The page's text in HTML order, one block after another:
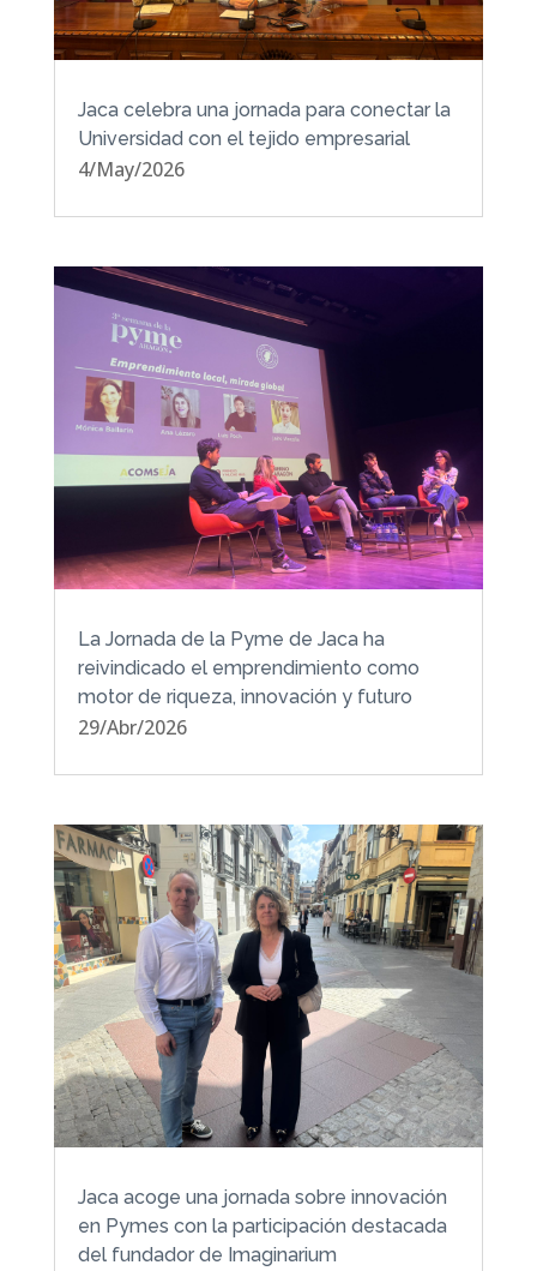
Jaca celebra una jornada para conectar la
Universidad con el tejido empresarial
4/May/2026
La Jornada de la Pyme de Jaca ha
reivindicado el emprendimiento como
motor de riqueza, innovación y futuro
29/Abr/2026
Jaca acoge una jornada sobre innovación
en Pymes con la participación destacada
del fundador de Imaginarium